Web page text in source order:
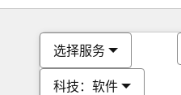
选择服务
科技：软件